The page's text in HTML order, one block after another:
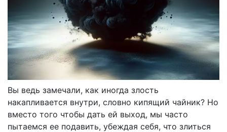
Вы ведь замечали, как иногда злость
накапливается внутри, словно кипящий чайник? Но
вместо того чтобы дать ей выход, мы часто
пытаемся ее подавить, убеждая себя, что злиться